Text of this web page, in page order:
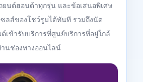
นต์ฮอนด้าทุกรุ่น และข้อเสนอพิเศษ
ลส์ของโชว์รูมได้ทันที รวมถึงนัด
เข้ารับบริการที่ศูนย์บริการที่อยู่ใกล้
นช่องทางออนไลน์